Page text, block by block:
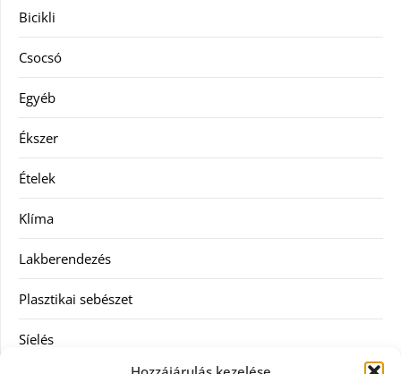
Bicikli
Csocsó
Egyéb
Ékszer
Ételek
Klíma
Lakberendezés
Plasztikai sebészet
Síelés